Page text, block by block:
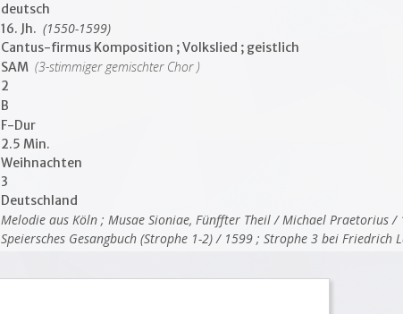
deutsch
16. Jh. (1550-1599)
Cantus-firmus Komposition ; Volkslied ; geistlich
SAM (3-stimmiger gemischter Chor )
2
B
F-Dur
2.5 Min.
Weihnachten
3
Deutschland
Melodie aus Köln ; Musae Sioniae, Fünffter Theil / Michael Praetorius /
Speiersches Gesangbuch (Strophe 1-2) / 1599 ; Strophe 3 bei Friedrich